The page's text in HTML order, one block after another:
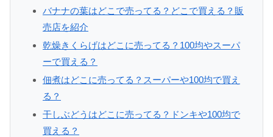
バナナの葉はどこで売ってる？どこで買える？販
売店を紹介
乾燥きくらげはどこに売ってる？100均やスーパ
ーで買える？
佃煮はどこに売ってる？スーパーや100均で買え
る？
干しぶどうはどこに売ってる？ドンキや100均で
買える？